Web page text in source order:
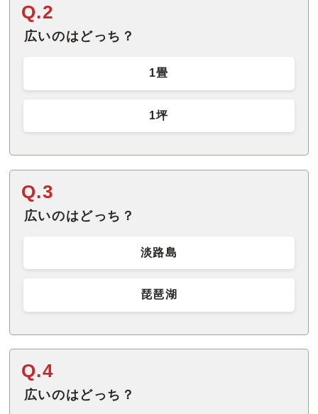
Q.2
広いのはどっち？
1畳
1坪
Q.3
広いのはどっち？
淡路島
琵琶湖
Q.4
広いのはどっち？